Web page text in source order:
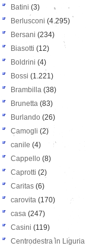
Batini (3)
Berlusconi (4.295)
Bersani (234)
Biasotti (12)
Boldrini (4)
Bossi (1.221)
Brambilla (38)
Brunetta (83)
Burlando (26)
Camogli (2)
canile (4)
Cappello (8)
Caprotti (2)
Caritas (6)
carovita (170)
casa (247)
Casini (119)
Centrodestra in Liguria